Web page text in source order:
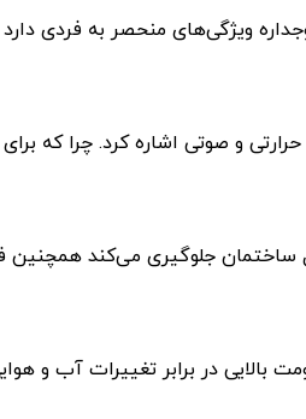
ویژگی‌های منحصر به فردی
و صوتی اشاره کرد. چرا که
ساختمان جلوگیری می‌کند‌ همچنین
بالایی در برابر تغییرات آب و